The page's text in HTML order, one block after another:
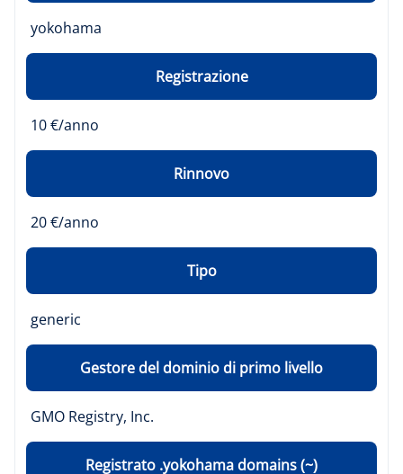
yokohama
Registrazione
10 €/anno
Rinnovo
20 €/anno
Tipo
generic
Gestore del dominio di primo livello
GMO Registry, Inc.
Registrato .yokohama domains (~)